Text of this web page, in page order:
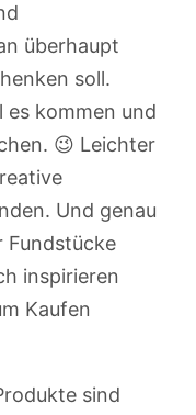
überhaupt
soll.
es kommen und
😉 Leichter
Und genau
Fundstücke
inspirieren
Kaufen
sind